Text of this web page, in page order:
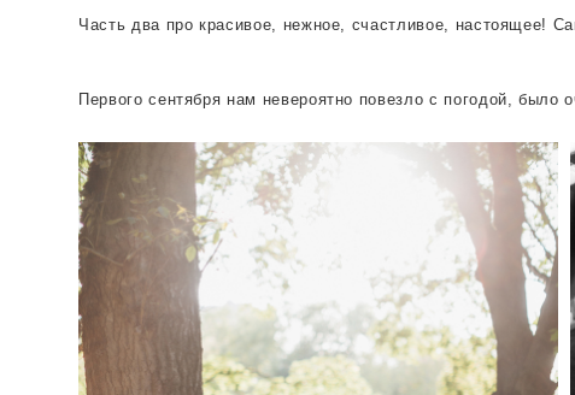
Часть два про красивое, нежное, счастливое, настоящее!
Первого сентября нам невероятно повезло с погодой,